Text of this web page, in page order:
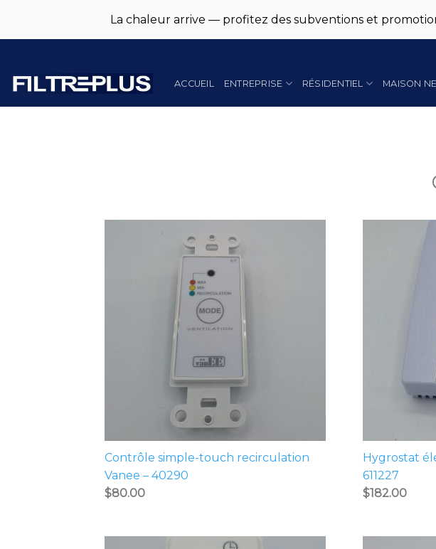
content
ACCUEIL ENTREPRISE RÉSIDENTIEL MAISON
Contrôle simple-touch recirculation
Vanee – 40290
$80.00
Hygrostat
611227
$182.00
La chaleur arrive — profitez des subventions et